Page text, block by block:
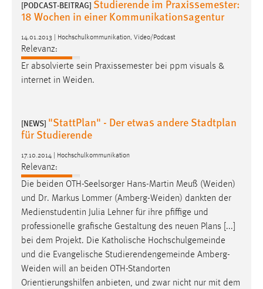
[PODCAST-BEITRAG] Studierende im Praxissemester:
18 Wochen in einer Kommunikationsagentur
14.01.2013 | Hochschulkommunikation, Video/Podcast
Relevanz:
Er absolvierte sein Praxissemester bei ppm visuals &
internet in Weiden.
[NEWS] "StattPlan" - Der etwas andere Stadtplan
für Studierende
17.10.2014 | Hochschulkommunikation
Relevanz:
Die beiden OTH-Seelsorger Hans-Martin Meuß (Weiden)
und Dr. Markus Lommer (Amberg-Weiden) dankten der
Medienstudentin Julia Lehner für ihre pfiffige und
professionelle grafische Gestaltung des neuen Plans [...]
bei dem Projekt. Die Katholische Hochschulgemeinde
und die Evangelische Studierendengemeinde Amberg-
Weiden will an beiden OTH-Standorten
Orientierungshilfen anbieten, und zwar nicht nur mit dem
EXTERNE MEDIEN
Um Inhalte von Videoplattformen und Social Media
Plattformen anzeigen zu können, werden von diesen
externen Medien Cookies gesetzt.
YouTube
Vimeo